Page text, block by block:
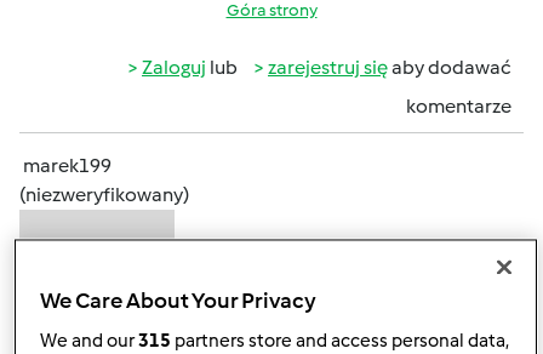
Góra strony
Zaloguj lub zarejestruj sięaby dodawać
komentarze
marek199
(niezweryfikowany)
We Care About Your Privacy
We and our315 partners store and access personal data,